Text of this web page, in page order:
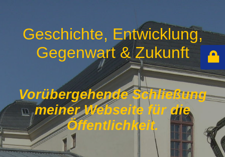
Geschichte, Entwicklung,
Gegenwart & Zukunft
Vorübergehende Schließung
meiner Webseite für die
Öffentlichkeit.